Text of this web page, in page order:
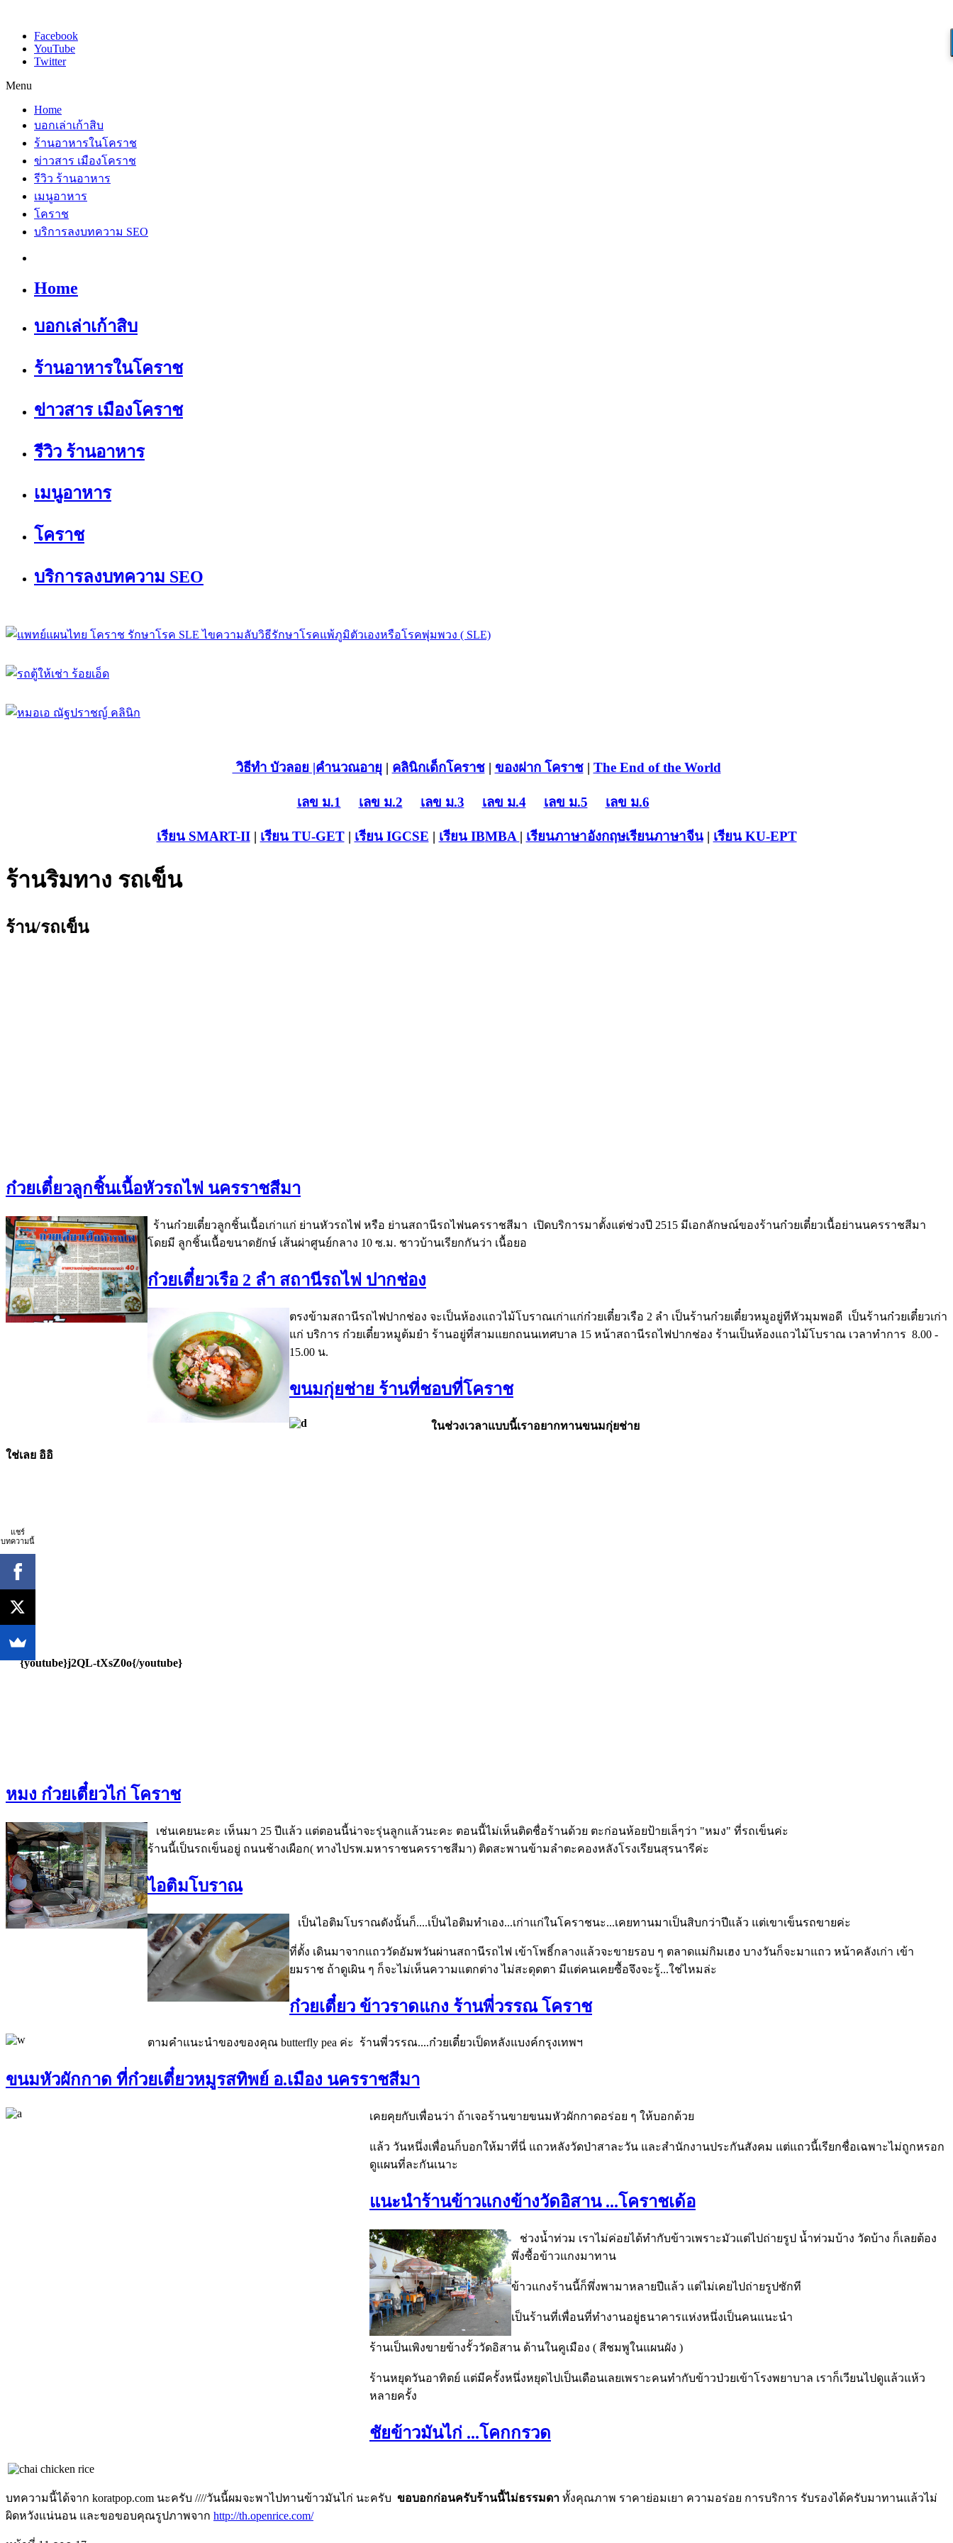
Facebook
YouTube
Twitter
Menu
Home
บอกเล่าเก้าสิบ
ร้านอาหารในโคราช
ข่าวสาร เมืองโคราช
รีวิว ร้านอาหาร
เมนูอาหาร
โคราช
บริการลงบทความ SEO
Home
บอกเล่าเก้าสิบ
ร้านอาหารในโคราช
ข่าวสาร เมืองโคราช
รีวิว ร้านอาหาร
เมนูอาหาร
โคราช
บริการลงบทความ SEO
วิธีทำ บัวลอย |คำนวณอายุ | คลินิกเด็กโคราช| ของฝาก โคราช| The End of the World
เลข ม.1 เลข ม.2 เลข ม.3 เลข ม.4 เลข ม.5 เลข ม.6
เรียน SMART-II| เรียน TU-GET| เรียน IGCSE | เรียน IBMBA | เรียนภาษาอังกฤษเรียนภาษาจีน| เรียน KU-EPT
ร้านริมทาง รถเข็น
ร้าน/รถเข็น
ก๋วยเตี๋ยวลูกชิ้นเนื้อหัวรถไฟ นครราชสีมา
ร้านก๋วยเตี๋ยวลูกชิ้นเนื้อเก่าแก่ ย่านหัวรถไฟ หรือ ย่านสถานีรถไฟนครราชสีมา เปิดบริการมาตั้งแต่ช่วงปี 2515 มีเอกลักษณ์ของร้านก๋วยเตี๋ยวเนื้อย่านนครราชสีมา
โดยมี ลูกชิ้นเนื้อขนาดยักษ์ เส้นผ่าศูนย์กลาง 10 ซ.ม. ชาวบ้านเรียกกันว่า เนื้อยอ
ก๋วยเตี๋ยวเรือ 2 ลำ สถานีรถไฟ ปากช่อง
ตรงข้ามสถานีรถไฟปากช่อง จะเป็นห้องแถวไม้โบราณเก่าแก่ก๋วยเตี๋ยวเรือ 2 ลำ เป็นร้านก๋วยเตี๋ยวหมูอยู่ทีหัวมุมพอดี เป็นร้านก๋วยเตี๋ยวเก่า
แก่ บริการ ก๋วยเตี๋ยวหมูต้มยำ ร้านอยู่ที่สามแยกถนนเทศบาล 15 หน้าสถานีรถไฟปากช่อง ร้านเป็นห้องแถวไม้โบราณ เวลาทำการ 8.00 -
15.00 น.
ขนมกุ่ยช่าย ร้านที่ชอบที่โคราช
ในช่วงเวลาแบบนี้เราอยากทานขนมกุ่ยช่าย
ใช่เลย อิอิ
{youtube}j2QL-tXsZ0o{/youtube}
หมง ก๋วยเตี๋ยวไก่ โคราช
เช่นเคยนะคะ เห็นมา 25 ปีแล้ว แต่ตอนนี้น่าจะรุ่นลูกแล้วนะคะ ตอนนี้ไม่เห็นติดชื่อร้านด้วย ตะก่อนห้อยป้ายเล็ๆว่า "หมง" ที่รถเข็นค่ะ
ร้านนี้เป็นรถเข็นอยู่ ถนนช้างเผือก( ทางไปรพ.มหาราชนครราชสีมา) ติดสะพานข้ามลำตะคองหลังโรงเรียนสุรนารีค่ะ
ไอติมโบราณ
เป็นไอติมโบราณดังนั้นก็....เป็นไอติมทำเอง...เก่าแก่ในโคราชนะ...เคยทานมาเป็นสิบกว่าปีแล้ว แต่เขาเข็นรถขายค่ะ
ที่ตั้ง เดินมาจากแถววัดอัมพวันผ่านสถานีรถไฟ เข้าโพธิ์กลางแล้วจะขายรอบ ๆ ตลาดแม่กิมเฮง บางวันก็จะมาแถว หน้าคลังเก่า เข้า
ยมราช ถ้าดูเผิน ๆ ก็จะไม่เห็นความแตกต่าง ไม่สะดุดตา มีแต่คนเคยซื้อจึงจะรู้...ใช่ไหมล่ะ
ก๋วยเตี๋ยว ข้าวราดแกง ร้านพี่วรรณ โคราช
ตามคำแนะนำของของคุณ butterfly pea ค่ะ ร้านพี่วรรณ....ก๋วยเตี๋ยวเป็ดหลังแบงค์กรุงเทพฯ
ขนมหัวผักกาด ที่ก๋วยเตี๋ยวหมูรสทิพย์ อ.เมือง นครราชสีมา
เคยคุยกับเพื่อนว่า ถ้าเจอร้านขายขนมหัวผักกาดอร่อย ๆ ให้บอกด้วย
แล้ว วันหนึ่งเพื่อนก็บอกให้มาที่นี่ แถวหลังวัดป่าสาละวัน และสำนักงานประกันสังคม แต่แถวนี้เรียกชื่อเฉพาะไม่ถูกหรอก
ดูแผนที่ละกันเนาะ
แนะนำร้านข้าวแกงข้างวัดอิสาน ...โคราชเด้อ
ช่วงน้ำท่วม เราไม่ค่อยได้ทำกับข้าวเพราะมัวแต่ไปถ่ายรูป น้ำท่วมบ้าง วัดบ้าง ก็เลยต้อง
พึ่งซื้อข้าวแกงมาทาน
ข้าวแกงร้านนี้ก็พึ่งพามาหลายปีแล้ว แต่ไม่เคยไปถ่ายรูปซักที
เป็นร้านที่เพื่อนที่ทำงานอยู่ธนาคารแห่งหนึ่งเป็นคนแนะนำ
ร้านเป็นเพิงขายข้างรั้ววัดอิสาน ด้านในคูเมือง ( สีชมพูในแผนผัง )
ร้านหยุดวันอาทิตย์ แต่มีครั้งหนึ่งหยุดไปเป็นเดือนเลยเพราะคนทำกับข้าวป่วยเข้าโรงพยาบาล เราก็เวียนไปดูแล้วแห้ว
หลายครั้ง
ชัยข้าวมันไก่ ...โคกกรวด
บทความนี้ได้จาก koratpop.com นะครับ ////วันนี้ผมจะพาไปทานข้าวมันไก่ นะครับ ขอบอกก่อนครับร้านนี้ไม่ธรรมดา ทั้งคุณภาพ ราคาย่อมเยา ความอร่อย การบริการ รับรองได้ครับมาทานแล้วไม่
ผิดหวังแน่นอน และขอขอบคุณรูปภาพจาก http://th.openrice.com/
แชร์
บทความนี้